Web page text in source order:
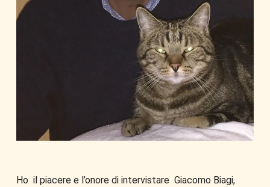
Ho il piacere e l’onore di intervistare Giacomo Biagi,